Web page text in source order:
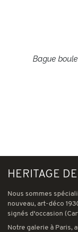
Bague
HERITAGE
Nous sommes
nouveau, art-déco
signés d'occasion
Notre galerie à Paris,